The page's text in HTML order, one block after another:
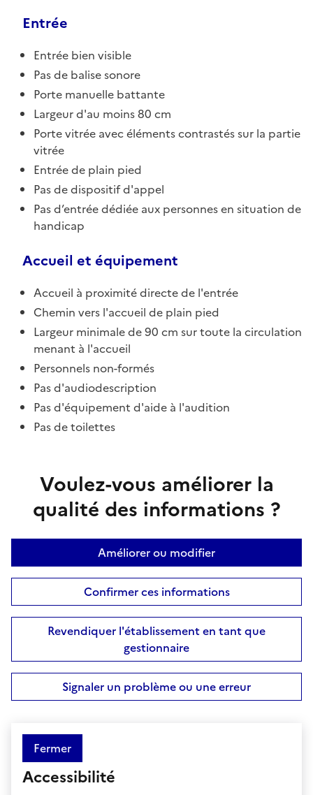
Entrée
Entrée bien visible
Pas de balise sonore
Porte manuelle battante
Largeur d'au moins 80 cm
Porte vitrée avec éléments contrastés sur la partie
vitrée
Entrée de plain pied
Pas de dispositif d'appel
Pas d’entrée dédiée aux personnes en situation de
handicap
Accueil et équipement
Accueil à proximité directe de l'entrée
Chemin vers l'accueil de plain pied
Largeur minimale de 90 cm sur toute la circulation
menant à l'accueil
Personnels non-formés
Pas d'audiodescription
Pas d'équipement d'aide à l'audition
Pas de toilettes
Voulez-vous améliorer la
qualité des informations ?
Améliorer ou modifier
Confirmer ces informations
Revendiquer l'établissement en tant que
gestionnaire
Signaler un problème ou une erreur
Fermer
Accessibilité